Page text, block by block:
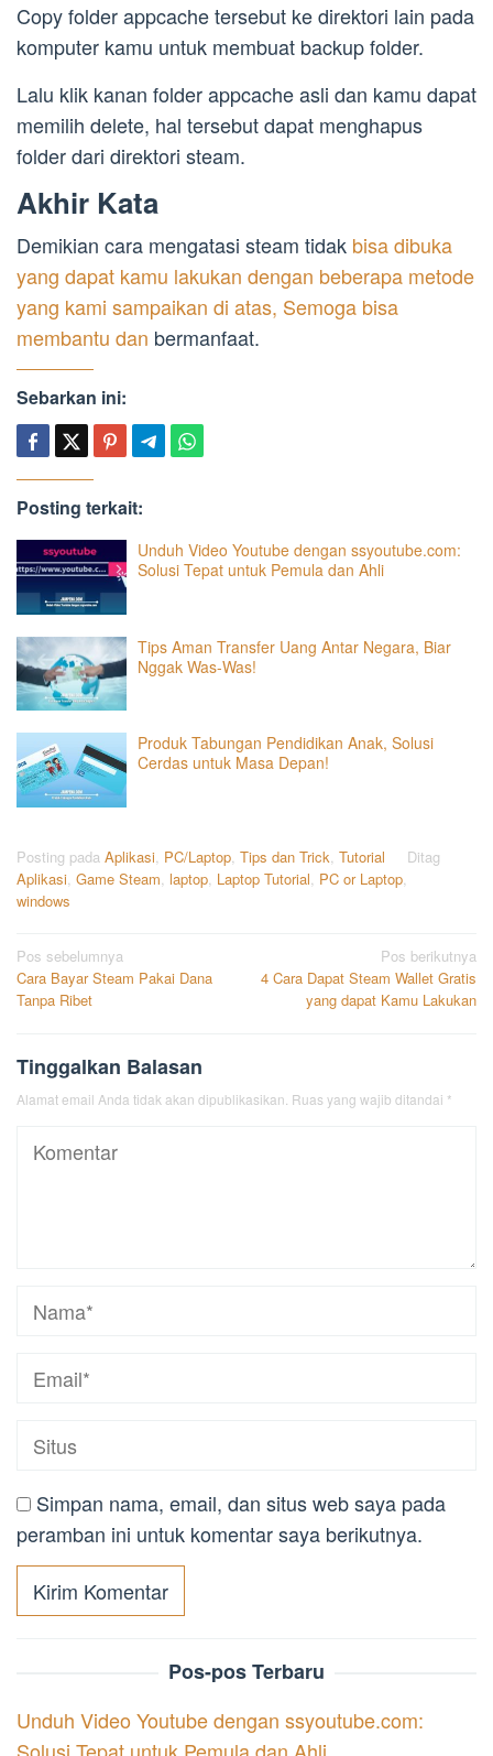
Copy folder appcache tersebut ke direktori lain pada
komputer kamu untuk membuat backup folder.
Lalu klik kanan folder appcache asli dan kamu dapat
memilih delete, hal tersebut dapat menghapus
folder dari direktori steam.
Akhir Kata
Demikian cara mengatasi steam tidak bisa dibuka
yang dapat kamu lakukan dengan beberapa metode
yang kami sampaikan di atas, Semoga bisa
membantu dan bermanfaat.
Sebarkan ini:
Posting terkait:
Unduh Video Youtube dengan ssyoutube.com:
Solusi Tepat untuk Pemula dan Ahli
Tips Aman Transfer Uang Antar Negara, Biar
Nggak Was-Was!
Produk Tabungan Pendidikan Anak, Solusi
Cerdas untuk Masa Depan!
Posting pada Aplikasi PC/Laptop Tips dan Trick Tutorial
Ditag
Aplikasi Game Steam laptop Laptop Tutorial PC or Laptop
windows
Navigasi
pos
Pos sebelumnya
Cara Bayar Steam Pakai Dana
Tanpa Ribet
Pos berikutnya
4 Cara Dapat Steam Wallet Gratis
yang dapat Kamu Lakukan
Tinggalkan Balasan
Alamat email Anda tidak akan dipublikasikan. Ruas yang wajib ditandai *
Simpan nama, email, dan situs web saya pada
peramban ini untuk komentar saya berikutnya.
Pos-pos Terbaru
Unduh Video Youtube dengan ssyoutube.com: